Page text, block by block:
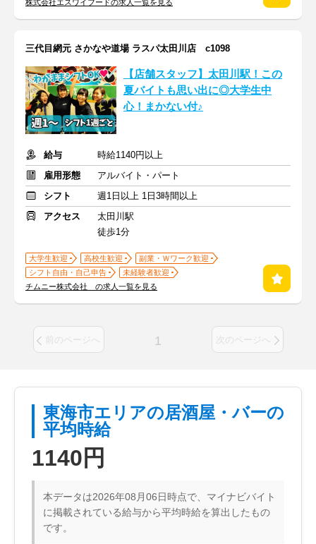
株式会社エスワイフードの求人一覧を見る
三代目網元 さかなや道場 ラスパ太田川店 c1098
【店舗スタッフ】太田川駅！この
夏バイトも思い出に◎大学生中
心！まかない付♪
給与
時給1140円以上
雇用形態
アルバイト・パート
シフト
週1日以上 1日3時間以上
アクセス
太田川駅
徒歩1分
大学生歓迎 高校生歓迎
副業・Ｗワーク歓迎
シフト自由・自己申告
未経験者歓迎
チムニー株式会社 の求人一覧を見る
前のページへ 1 次のページへ
東海市エリアの居酒屋・バーの
平均時給
1140円
本データは2026年08月06日時点で、マイナビバイト
に掲載されている給与から平均時給を算出したもの
です。